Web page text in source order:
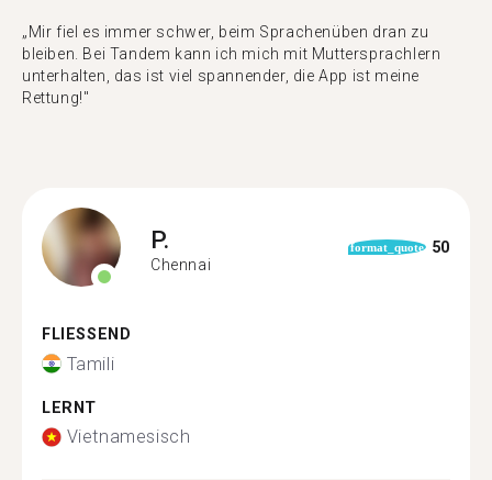
„Mir fiel es immer schwer, beim Sprachenüben dran zu
bleiben. Bei Tandem kann ich mich mit Muttersprachlern
unterhalten, das ist viel spannender, die App ist meine
Rettung!"
P.
Chennai
format_quote 50
FLIESSEND
Tamili
LERNT
Vietnamesisch